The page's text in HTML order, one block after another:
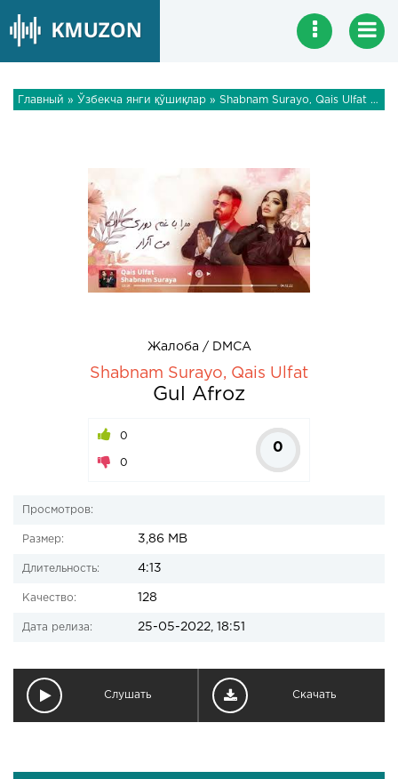
Главный » Ўзбекча янги қўшиқлар » Shabnam Surayo, Qais Ulfat - Gul Afroz
Жалоба / DMCA
Shabnam Surayo, Qais Ulfat
Gul Afroz
0
0
0
Просмотров:
Размер: 3,86 MB
Длительность: 4:13
Качество: 128
Дата релиза: 25-05-2022, 18:51
Слушать Скачать